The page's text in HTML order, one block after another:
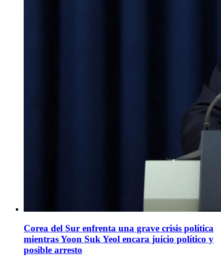
Corea del Sur enfrenta una grave crisis política
mientras Yoon Suk Yeol encara juicio político y
posible arresto